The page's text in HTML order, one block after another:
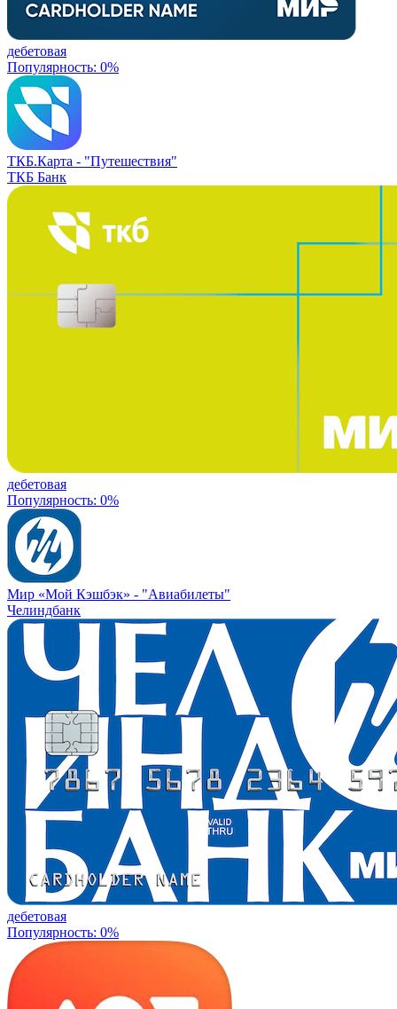
дебетовая
Популярность: 0%
ТКБ.Карта - "Путешествия"
ТКБ Банк
дебетовая
Популярность: 0%
Мир «Мой Кэшбэк» - "Авиабилеты"
Челиндбанк
дебетовая
Популярность: 0%